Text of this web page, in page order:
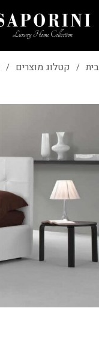
בית / קטלוג מוצרים /